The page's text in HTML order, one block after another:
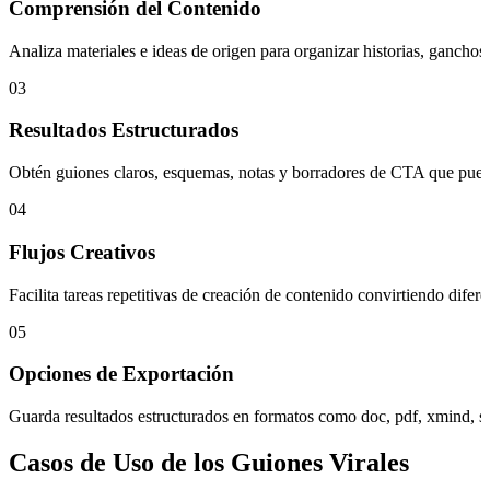
Comprensión del Contenido
Analiza materiales e ideas de origen para organizar historias,
03
Resultados Estructurados
Obtén guiones claros, esquemas, notas y borradores de CTA que
04
Flujos Creativos
Facilita tareas repetitivas de creación de contenido convirtiendo
05
Opciones de Exportación
Guarda resultados estructurados en formatos como doc, pdf,
Casos de Uso de los Guiones Virales